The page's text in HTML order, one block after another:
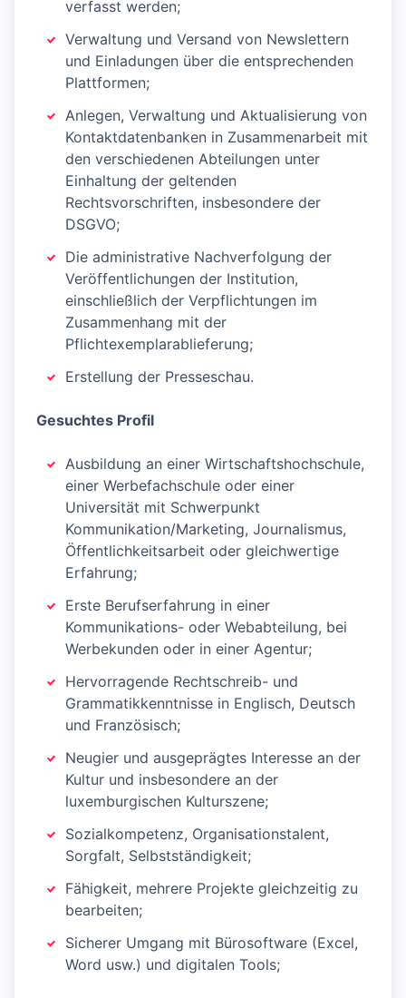
verfasst werden;
Verwaltung und Versand von Newslettern
und Einladungen über die entsprechenden
Plattformen;
Anlegen, Verwaltung und Aktualisierung von
Kontaktdatenbanken in Zusammenarbeit mit
den verschiedenen Abteilungen unter
Einhaltung der geltenden
Rechtsvorschriften, insbesondere der
DSGVO;
Die administrative Nachverfolgung der
Veröffentlichungen der Institution,
einschließlich der Verpflichtungen im
Zusammenhang mit der
Pflichtexemplarablieferung;
Erstellung der Presseschau.
Gesuchtes Profil
Ausbildung an einer Wirtschaftshochschule,
einer Werbefachschule oder einer
Universität mit Schwerpunkt
Kommunikation/Marketing, Journalismus,
Öffentlichkeitsarbeit oder gleichwertige
Erfahrung;
Erste Berufserfahrung in einer
Kommunikations- oder Webabteilung, bei
Werbekunden oder in einer Agentur;
Hervorragende Rechtschreib- und
Grammatikkenntnisse in Englisch, Deutsch
und Französisch;
Neugier und ausgeprägtes Interesse an der
Kultur und insbesondere an der
luxemburgischen Kulturszene;
Sozialkompetenz, Organisationstalent,
Sorgfalt, Selbstständigkeit;
Fähigkeit, mehrere Projekte gleichzeitig zu
bearbeiten;
Sicherer Umgang mit Bürosoftware (Excel,
Word usw.) und digitalen Tools;